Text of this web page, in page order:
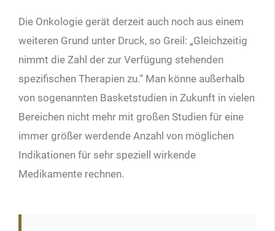
Die Onkologie gerät derzeit auch noch aus einem
weiteren Grund unter Druck, so Greil: „Gleichzeitig
nimmt die Zahl der zur Verfügung stehenden
spezifischen Therapien zu.“ Man könne außerhalb
von sogenannten Basketstudien in Zukunft in vielen
Bereichen nicht mehr mit großen Studien für eine
immer größer werdende Anzahl von möglichen
Indikationen für sehr speziell wirkende
Medikamente rechnen.